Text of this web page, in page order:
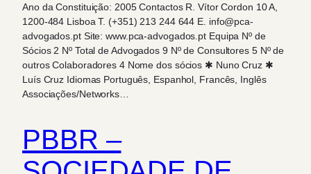
Ano da Constituição: 2005 Contactos R. Vítor Cordon 10 A,
1200-484 Lisboa T. (+351) 213 244 644 E. info@pca-
advogados.pt Site: www.pca-advogados.pt Equipa Nº de
Sócios 2 Nº Total de Advogados 9 Nº de Consultores 5 Nº de
outros Colaboradores 4 Nome dos sócios ✱ Nuno Cruz ✱
Luís Cruz Idiomas Português, Espanhol, Francês, Inglês
Associações/Networks…
PBBR –